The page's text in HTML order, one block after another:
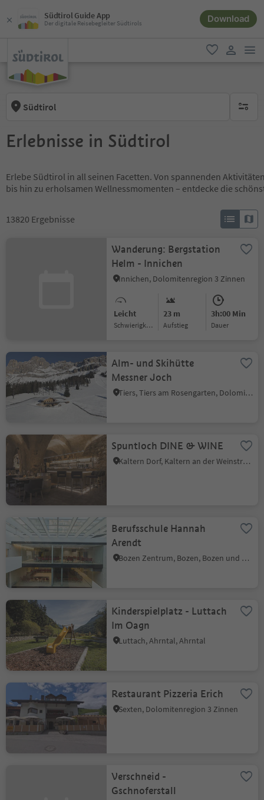
Südtirol Guide App
Der digitale Reisebegleiter Südtirols Download
favorit
Südtirol keine
Erlebnisse in Südtirol
Erlebe Südtirol in all seinen Facetten. Von spannenden
bis hin zu erholsamen Wellnessmomenten – entdecke die
13820 Ergebnisse
Wanderung: Bergstation
Helm - Innichen
Innichen, Dolomitenregion 3 Zinnen
Leicht
Schwierigkeitsgrad
23 m
Aufstieg
3h:00 Min
Dauer
Alm- und Skihütte
Messner Joch
Tiers, Tiers am Rosengarten, Dolomitenregion Seiser Alm
Spuntloch DINE & WINE
Kaltern Dorf, Kaltern an der Weinstraße, Südtiroler Weinstraße
Berufsschule Hannah
Arendt
Bozen Zentrum, Bozen, Bozen und Umgebung
Kinderspielplatz - Luttach
Im Oagn
Luttach, Ahrntal, Ahrntal
Restaurant Pizzeria Erich
Sexten, Dolomitenregion 3 Zinnen
Verschneid -
Gschnoferstall